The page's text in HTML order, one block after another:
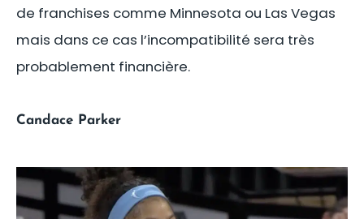
de franchises comme Minnesota ou Las Vegas
mais dans ce cas l’incompatibilité sera très
probablement financière.
Candace Parker